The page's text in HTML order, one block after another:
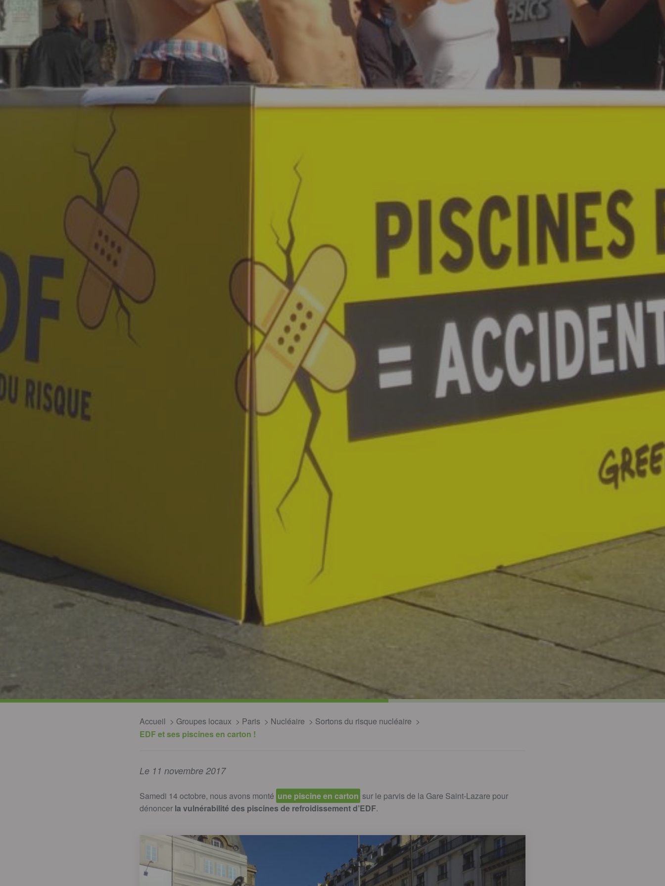
Accueil Groupes locaux Paris Nucléaire
Sortons du risque nucléaire
EDF et ses piscines en carton !
Le 11 novembre 2017
Samedi 14 octobre, nous avons monté une piscine en carton sur le parvis de la Gare Saint-Lazare pour
dénoncer la vulnérabilité des piscines de refroidissement d’EDF.